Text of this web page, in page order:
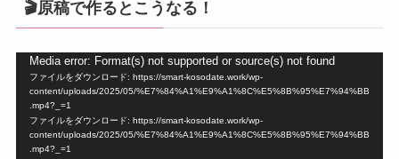
🎬原稿で作るとこうなる！
Media error: Format(s) not supported or source(s) not found
ファイルをダウンロード: https://smart-kosodate.work/wp-
content/uploads/2025/05/%E7%84%A1%E9%A1%8C%E5%8B%95%E7%94%BB
.mp4?_=1
ファイルをダウンロード: https://smart-kosodate.work/wp-
content/uploads/2025/05/%E7%84%A1%E9%A1%8C%E5%8B%95%E7%94%BB
.mp4?_=1